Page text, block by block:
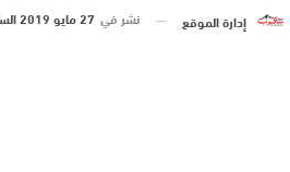
إدارة الموقع نشر في 27 مايو 2019 الساعة 5 و 39 دقيقة